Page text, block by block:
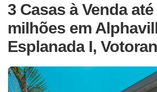
3 Casas à Venda até
milhões em
Esplanada I,